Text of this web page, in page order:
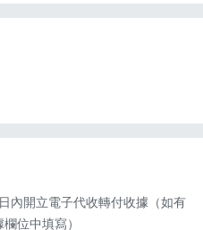
內開立電子代收轉付收據（如有
位中填寫）